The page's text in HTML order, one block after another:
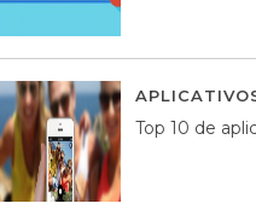
Top 10 de